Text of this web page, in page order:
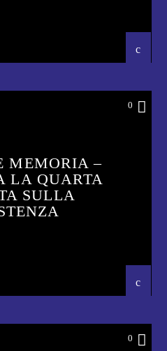
0
MEMORIA –
LA QUARTA
SULLA
0